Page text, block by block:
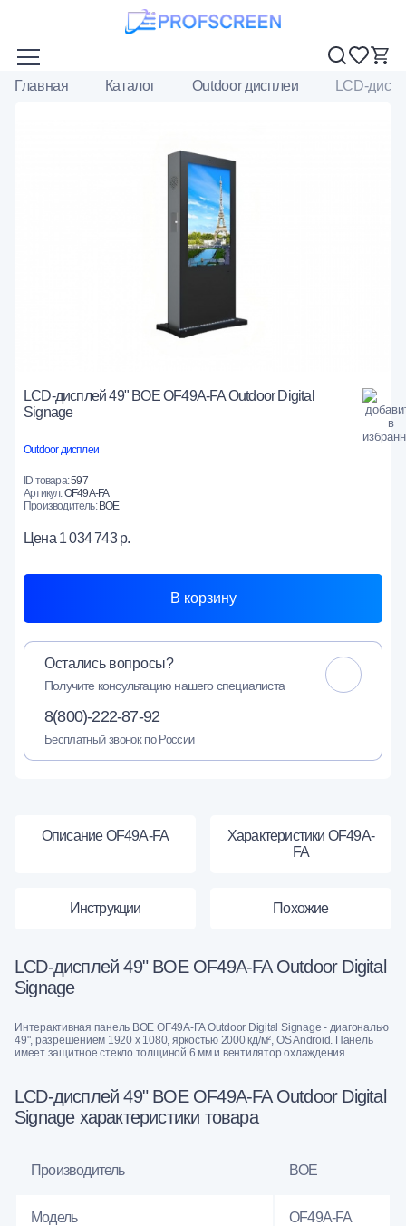
Главная Каталог Outdoor дисплеи LCD-
LCD-дисплей 49" BOE OF49A-FA Outdoor Digital
Signage
Outdoor дисплеи
ID товара:597
Артикул:OF49A-FA
Производитель:BOE
Цена 1 034 743 р.
В корзину
Остались вопросы?
Получите консультацию нашего специалиста
8(800)-222-87-92
Бесплатный звонок по России
Описание OF49A-FA
Характеристики OF49A-
FA
Инструкции Похожие
LCD-дисплей 49" BOE OF49A-FA Outdoor Digital
Signage
Интерактивная панель BOE OF49A-FA Outdoor Digital Signage - диагональю
49", разрешением 1920 x 1080, яркостью 2000 кд/м², OS Android. Панель
имеет защитное стекло толщиной 6 мм и вентилятор охлаждения.
LCD-дисплей 49" BOE OF49A-FA Outdoor Digital
Signage характеристики товара
Производитель BOE
Модель OF49A-FA